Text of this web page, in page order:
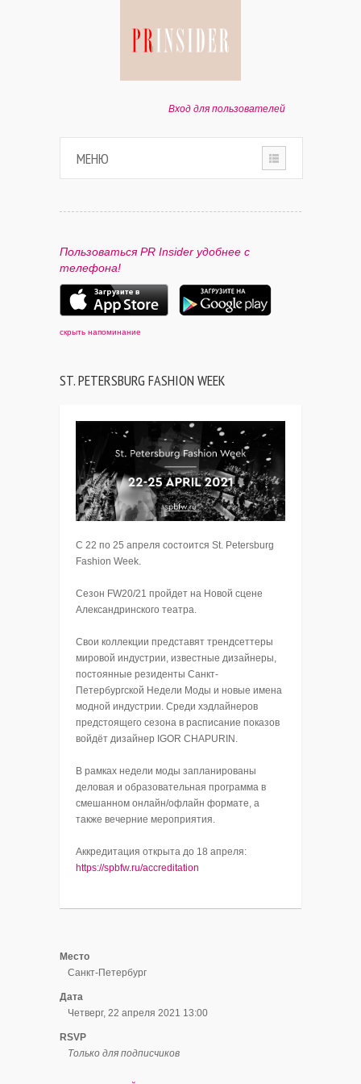
Вход для пользователей
МЕНЮ
ПАРТНЕРАМ
КОНТАКТЫ
Пользоваться PR Insider удобнее с
телефона!
скрыть напоминание
ST. PETERSBURG FASHION WEEK
С 22 по 25 апреля состоится St. Petersburg
Fashion Week.
Сезон FW20/21 пройдет на Новой сцене
Александринского театра.
Свои коллекции представят трендсеттеры
мировой индустрии, известные дизайнеры,
постоянные резиденты Санкт-
Петербургской Недели Моды и новые имена
модной индустрии. Среди хэдлайнеров
предстоящего сезона в расписание показов
войдёт дизайнер IGOR CHAPURIN.
В рамках недели моды запланированы
деловая и образовательная программа в
смешанном онлайн/офлайн формате, а
также вечерние мероприятия.
Аккредитация открыта до 18 апреля:
https://spbfw.ru/accreditation
Место
Санкт-Петербург
Дата
Четверг, 22 апреля 2021 13:00
RSVP
Только для подписчиков